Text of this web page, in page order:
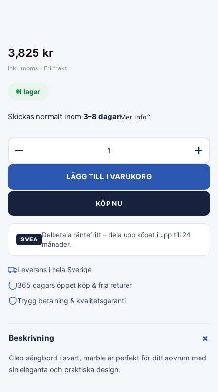
3,825 kr
Inkl. moms · Fri frakt
I lager
Skickas normalt inom 3–8 dagarMer info⌃
LÄGG TILL I VARUKORG
KÖP NU
SVEA
Delbetala räntefritt – dela upp köpet i upp till 24
månader.
Leverans i hela Sverige
365 dagars öppet köp & fria returer
Trygg betalning & kvalitetsgaranti
Beskrivning +
Cleo sängbord i svart, marble är perfekt för ditt sovrum med
sin eleganta och praktiska design.